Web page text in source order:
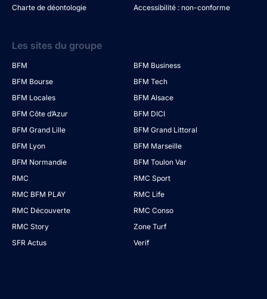
Charte de déontologie
Accessibilité : non-conforme
Les sites du groupe
BFM
BFM Business
BFM Bourse
BFM Tech
BFM Locales
BFM Alsace
BFM Côte d’Azur
BFM DICI
BFM Grand Lille
BFM Grand Littoral
BFM Lyon
BFM Marseille
BFM Normandie
BFM Toulon Var
RMC
RMC Sport
RMC BFM PLAY
RMC Life
RMC Découverte
RMC Conso
RMC Story
Zone Turf
SFR Actus
Verif